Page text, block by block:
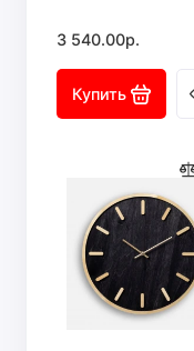
3 540.00р.
Купить